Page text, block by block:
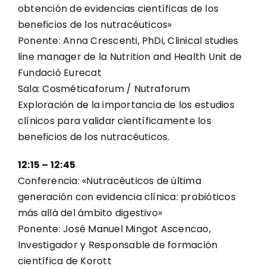
obtención de evidencias científicas de los
beneficios de los nutracéuticos»
Ponente: Anna Crescenti, PhDi, Clinical studies
line manager de la Nutrition and Health Unit de
Fundació Eurecat
Sala: Cosméticaforum / Nutraforum
Exploración de la importancia de los estudios
clínicos para validar científicamente los
beneficios de los nutracéuticos.
12:15 – 12:45
Conferencia: «Nutracéuticos de última
generación con evidencia clínica: probióticos
más allá del ámbito digestivo»
Ponente: José Manuel Mingot Ascencao,
Investigador y Responsable de formación
científica de Korott